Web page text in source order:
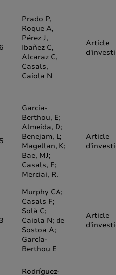
Prado P,
Roque A,
Pérez J,
Ibañez C,
Alcaraz C,
Casals,
Caiola N
Article
García-
Berthou, E;
Almeida, D;
Benejam, L;
Magellan, K;
Bae, MJ;
Casals, F;
Merciai, R.
Article
Murphy CA;
Casals F;
Solà C;
Caiola N; de
Sostoa A;
García-
Berthou E
Article
Rodríguez-